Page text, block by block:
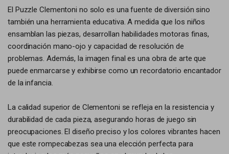
El Puzzle Clementoni no solo es una fuente de diversión sino
también una herramienta educativa. A medida que los niños
ensamblan las piezas, desarrollan habilidades motoras finas,
coordinación mano-ojo y capacidad de resolución de
problemas. Además, la imagen final es una obra de arte que
puede enmarcarse y exhibirse como un recordatorio encantador
de la infancia.
La calidad superior de Clementoni se refleja en la resistencia y
durabilidad de cada pieza, asegurando horas de juego sin
preocupaciones. El diseño preciso y los colores vibrantes hacen
que este rompecabezas sea una elección perfecta para